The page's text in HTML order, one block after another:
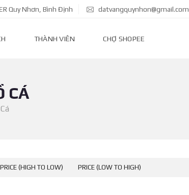
Quy Nhơn, Bình Định datvangquynhon@gmail.com
THÀNH VIÊN CHỢ SHOPEE
CÁ
PRICE (HIGH TO LOW) PRICE (LOW TO HIGH)